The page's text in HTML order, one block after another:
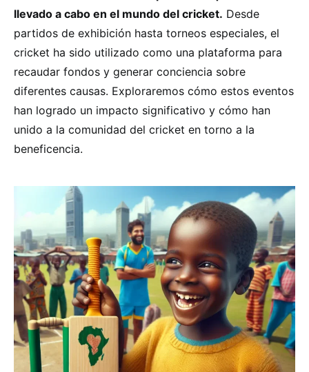
llevado a cabo en el mundo del cricket. Desde
partidos de exhibición hasta torneos especiales, el
cricket ha sido utilizado como una plataforma para
recaudar fondos y generar conciencia sobre
diferentes causas. Exploraremos cómo estos eventos
han logrado un impacto significativo y cómo han
unido a la comunidad del cricket en torno a la
beneficencia.